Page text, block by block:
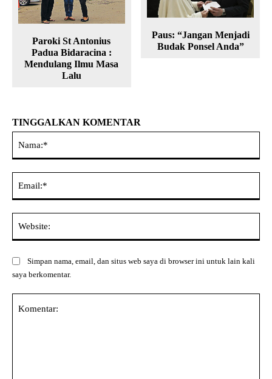
Paroki St Antonius
Padua Bidaracina :
Mendulang Ilmu Masa
Lalu
Paus: “Jangan Menjadi
Budak Ponsel Anda”
TINGGALKAN KOMENTAR
Simpan nama, email, dan situs web saya di browser ini untuk lain kali
saya berkomentar.